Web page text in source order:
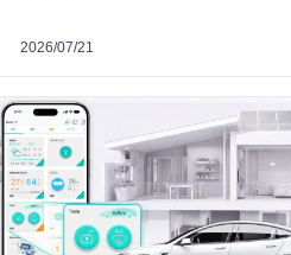
2026/07/21